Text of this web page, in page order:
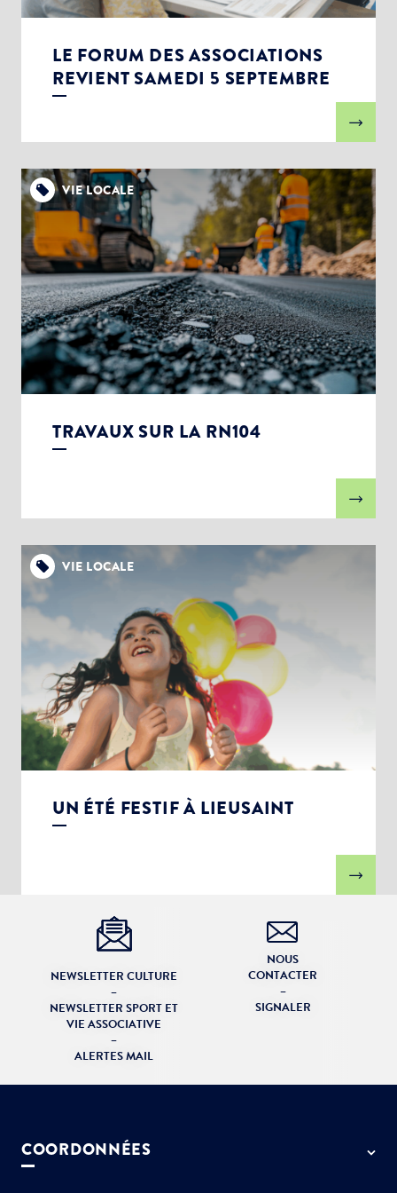
LE FORUM DES ASSOCIATIONS
REVIENT SAMEDI 5 SEPTEMBRE
VIE LOCALE
TRAVAUX SUR LA RN104
VIE LOCALE
UN ÉTÉ FESTIF À LIEUSAINT
NEWSLETTER CULTURE
–
NEWSLETTER SPORT ET
VIE ASSOCIATIVE
–
ALERTES MAIL
NOUS
CONTACTER
–
SIGNALER
COORDONNÉES